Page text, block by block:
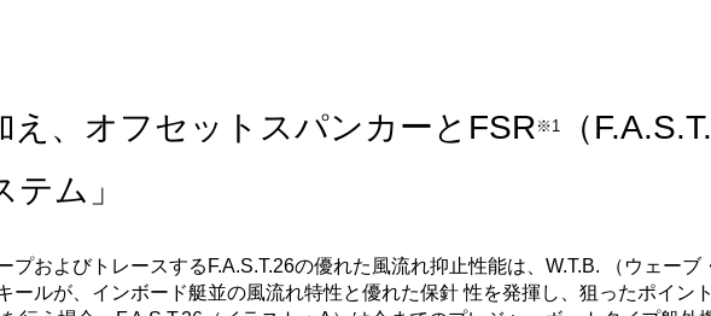
え、オフセットスパンカーとFSR ※1
（
ム」
プおよびトレースするF.A.S.T.26の優れた風流れ抑止性能は、W.T.B. （ウェーブ
ールが、インボード艇並の風流れ特性と優れた保針 性を発揮し、狙ったポイン